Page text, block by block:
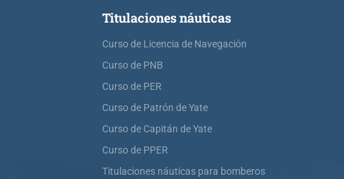
Titulaciones náuticas
Curso de Licencia de Navegación
Curso de PNB
Curso de PER
Curso de Patrón de Yate
Curso de Capitán de Yate
Curso de PPER
Titulaciones náuticas para bomberos